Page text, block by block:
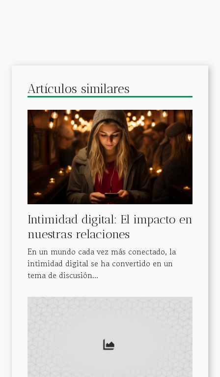
Artículos similares
Intimidad digital: El impacto en
nuestras relaciones
En un mundo cada vez más conectado, la
intimidad digital se ha convertido en un
tema de discusión...